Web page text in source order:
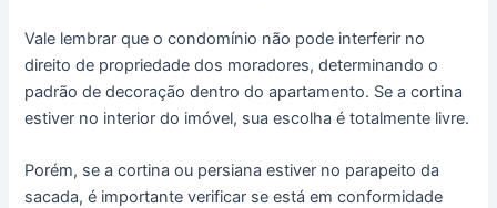
Vale lembrar que o condomínio não pode interferir no
direito de propriedade dos moradores, determinando o
padrão de decoração dentro do apartamento. Se a cortina
estiver no interior do imóvel, sua escolha é totalmente livre.
Porém, se a cortina ou persiana estiver no parapeito da
sacada, é importante verificar se está em conformidade